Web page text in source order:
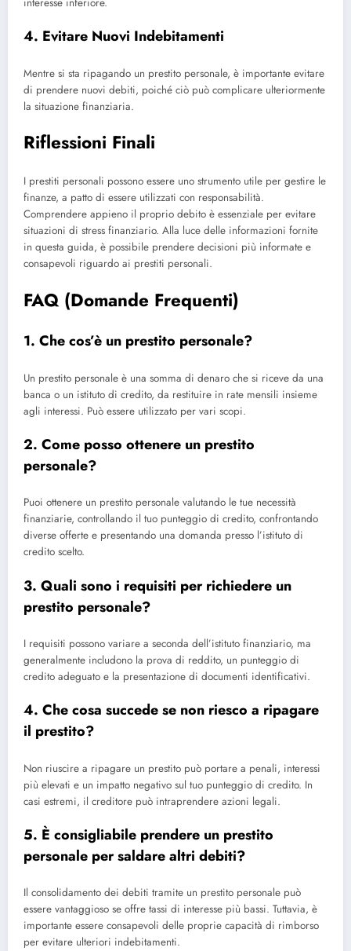
4. Evitare Nuovi Indebitamenti
Mentre si sta ripagando un prestito personale, è importante evitare
di prendere nuovi debiti, poiché ciò può complicare ulteriormente
la situazione finanziaria.
Riflessioni Finali
I prestiti personali possono essere uno strumento utile per gestire le
finanze, a patto di essere utilizzati con responsabilità.
Comprendere appieno il proprio debito è essenziale per evitare
situazioni di stress finanziario. Alla luce delle informazioni fornite
in questa guida, è possibile prendere decisioni più informate e
consapevoli riguardo ai prestiti personali.
FAQ (Domande Frequenti)
1. Che cos’è un prestito personale?
Un prestito personale è una somma di denaro che si riceve da una
banca o un istituto di credito, da restituire in rate mensili insieme
agli interessi. Può essere utilizzato per vari scopi.
2. Come posso ottenere un prestito
personale?
Puoi ottenere un prestito personale valutando le tue necessità
finanziarie, controllando il tuo punteggio di credito, confrontando
diverse offerte e presentando una domanda presso l’istituto di
credito scelto.
3. Quali sono i requisiti per richiedere un
prestito personale?
I requisiti possono variare a seconda dell’istituto finanziario, ma
generalmente includono la prova di reddito, un punteggio di
credito adeguato e la presentazione di documenti identificativi.
4. Che cosa succede se non riesco a ripagare
il prestito?
Non riuscire a ripagare un prestito può portare a penali, interessi
più elevati e un impatto negativo sul tuo punteggio di credito. In
casi estremi, il creditore può intraprendere azioni legali.
5. È consigliabile prendere un prestito
personale per saldare altri debiti?
Il consolidamento dei debiti tramite un prestito personale può
essere vantaggioso se offre tassi di interesse più bassi. Tuttavia, è
importante essere consapevoli delle proprie capacità di rimborso
per evitare ulteriori indebitamenti.